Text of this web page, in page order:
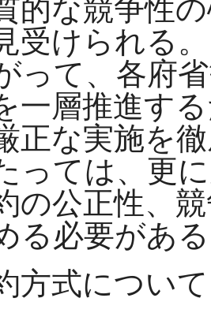
的な競争性
受けられる。
って、各府
一層推進す
正な実施を
っては、更
の公正性、
る必要があ
式について